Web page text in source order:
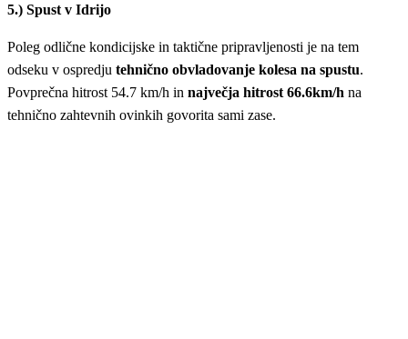
5.) Spust v Idrijo
Poleg odlične kondicijske in taktične pripravljenosti je na tem
odseku v ospredju tehnično obvladovanje kolesa na spustu.
Povprečna hitrost 54.7 km/h in največja hitrost 66.6km/h na
tehnično zahtevnih ovinkih govorita sami zase.